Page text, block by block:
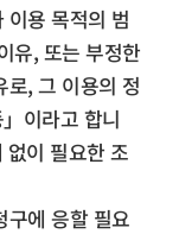
이용 목적의 범
유, 또는 부정한
로, 그 이용의 정
이라고 합니
이 필요한 조
구에 응할 필요